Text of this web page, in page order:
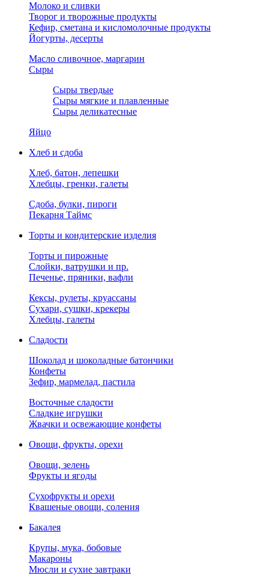
Молоко и сливки
Творог и творожные продукты
Кефир, сметана и кисломолочные продукты
Йогурты, десерты
Масло сливочное, маргарин
Сыры
Сыры твердые
Сыры мягкие и плавленные
Сыры деликатесные
Яйцо
Хлеб и сдоба
Хлеб, батон, лепешки
Хлебцы, гренки, галеты
Сдоба, булки, пироги
Пекарня Таймс
Торты и кондитерские изделия
Торты и пирожные
Слойки, ватрушки и пр.
Печенье, пряники, вафли
Кексы, рулеты, круассаны
Сухари, сушки, крекеры
Хлебцы, галеты
Сладости
Шоколад и шоколадные батончики
Конфеты
Зефир, мармелад, пастила
Восточные сладости
Сладкие игрушки
Жвачки и освежающие конфеты
Овощи, фрукты, орехи
Овощи, зелень
Фрукты и ягоды
Сухофрукты и орехи
Квашеные овощи, соления
Бакалея
Крупы, мука, бобовые
Макароны
Мюсли и сухие завтраки